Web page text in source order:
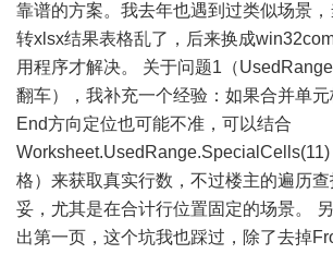
靠谱的方案。我去年也遇到过类似场景
转xlsx结果表格乱了，后来换成
用程序才解决。 关于问题1（
翻车），我补充一个经验：如果合并单
End方向定位也可能不准，可以结合
格）来获取真实行数，不过楼主的遍历
妥，尤其是在合计行位置固定的场景。
出第一页，这个坑我也踩过，除了去掉